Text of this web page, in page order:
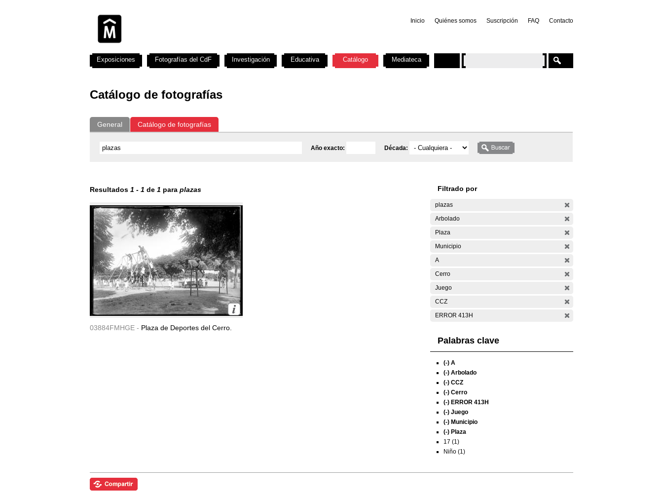
Inicio Quiénes somos Suscripción FAQ Contacto
Catálogo de fotografías
General Catálogo de fotografías
Año exacto: Década:
Resultados 1 - 1 de 1 para plazas
03884FMHGE - Plaza de Deportes del Cerro.
Filtrado por
plazas
Arbolado
Plaza
Municipio
A
Cerro
Juego
CCZ
ERROR 413H
Palabras clave
(-) A
(-) Arbolado
(-) CCZ
(-) Cerro
(-) ERROR 413H
(-) Juego
(-) Municipio
(-) Plaza
17 (1)
Niño (1)
Exposiciones Fotografías del CdF Investigación Educativa Catálogo Mediateca